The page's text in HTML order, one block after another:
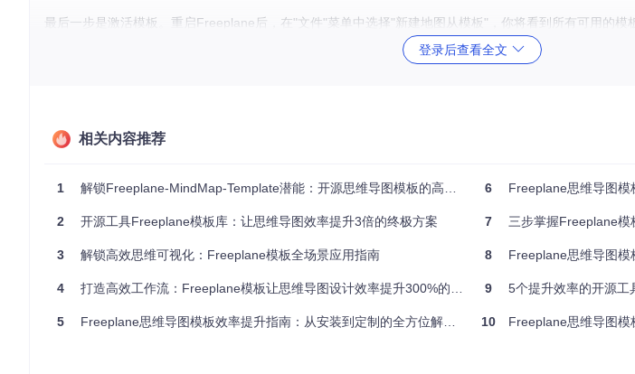
最后一步是激活模板。重启Freeplane后，在"文件"菜单中选择"新建地图从模板"，你将看到所有可用的
不同的工作场景需要不同的思维结构。Freeplane模板库提供了多样化的布局方案，从项目管理到创意构
现"优势-挑战"、"短期-长期"等对比性内容。
![Freeplane模板 项目管理左右双向布局](https://raw.gitcode.com/gh_mirrors/fr/Freeplane-MindMap-
a114def2d/模板（Template）/Seekladoom/预览图（Preview Pictures）/仿XMind：稳重 V2 左右双向
重点应用：产品规划会议中，左侧可列出功能需求，右侧对应技术实现路径，中央主题放置产品愿景
水平分支结构：流程优化的线性思维
登录后查看全文
相关内容推荐
1 解锁Freeplane-MindMap-Template潜能：开源思维导图模板的高效工作流指南
2 开源工具Freeplane模板库：让思维导图效率提升3倍的终极方案
3 解锁高效思维可视化：Freeplane模板全场景应用指南
4 打造高效工作流：Freeplane模板让思维导图设计效率提升300%的实战指南
5 Freeplane思维导图模板效率提升指南：从安装到定制的全方位解决方案
6 Freeplane思维导图模
7 三步掌握Freeplane
8 Freeplane思维导图模
9 5个提升效率的开源工
10 Freeplane思维导图模